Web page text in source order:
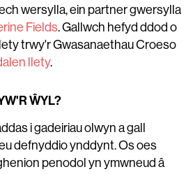
wersylla, ein partner gwersylla
Fields. Gallwch hefyd ddod o
trwy'r Gwasanaethau Croeso
llety.
ŴYL?
i gadeiriau olwyn a gall
defnyddio ynddynt. Os oes
penodol yn ymwneud â